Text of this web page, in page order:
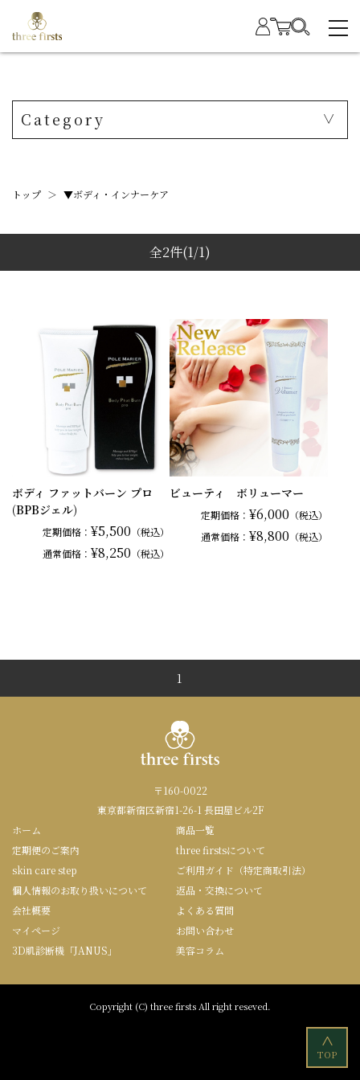
Category
トップ ＞ ▼ボディ・インナーケア
全2件(1/1)
ボディ ファットバーン プロ
(BPBジェル)
定期価格： ¥5,500 （税込）
通常価格： ¥8,250 （税込）
ビューティ ボリューマー
定期価格： ¥6,000 （税込）
通常価格： ¥8,800 （税込）
1
〒160-0022
東京都新宿区新宿1-26-1 長田屋ビル2F
ホーム
商品一覧
定期便のご案内
three firstsについて
skin care step
ご利用ガイド（特定商取引法）
個人情報のお取り扱いについて
返品・交換について
会社概要
よくある質問
マイページ
お問い合わせ
3D肌診断機「JANUS」
美容コラム
Copyright (C) three firsts All right reseved.
<
TOP